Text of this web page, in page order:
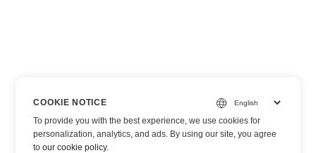
COOKIE NOTICE
To provide you with the best experience, we use cookies for
personalization, analytics, and ads. By using our site, you agree
toour cookie policy.